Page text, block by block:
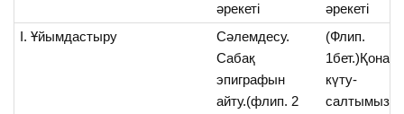
әрекеті
әрекеті
І. Ұйымдастыру
Сәлемдесу.
Сабақ
эпиграфын
айту.(флип. 2
(Флип.
1бет.)Қонақ
күту-
салтымыз